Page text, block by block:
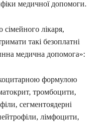
медичної допомоги.
лікаря,
такі безоплатні
медична допомога»:
формулою
тромбоцити,
сегментоядерні
лімфоцити,